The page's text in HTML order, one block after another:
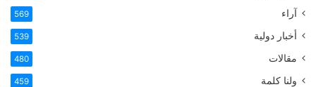
آراء 569
أخبار دولية 539
مقالات 480
ولنا كلمة 459